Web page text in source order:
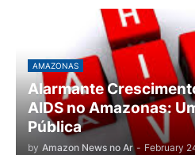
AMAZONAS
Alarmante
AIDS no Amazonas:
Pública
by Amazon News no Ar - February